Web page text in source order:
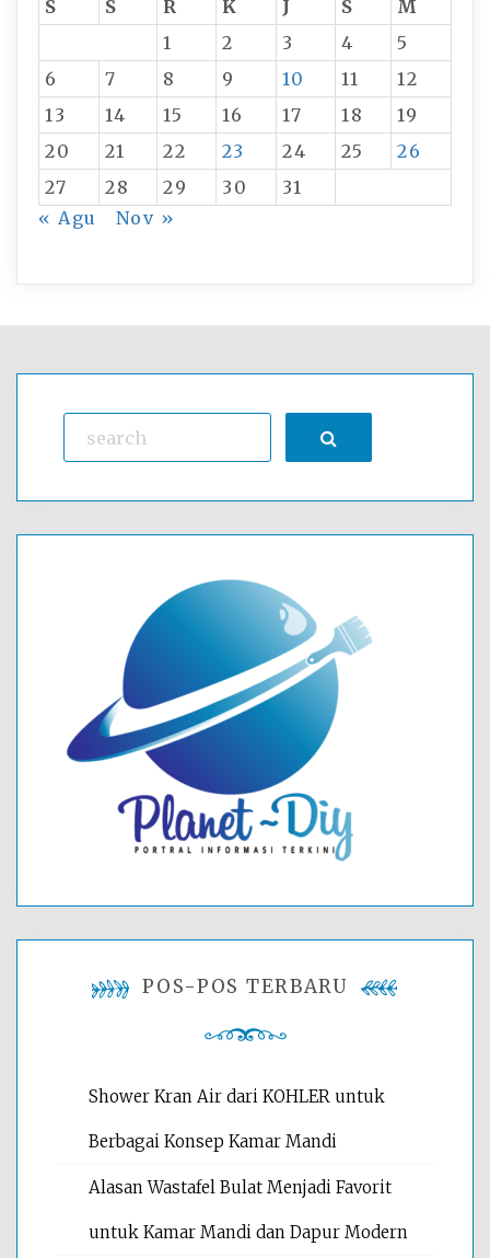
S
S R K J S
M
1
2 3 4
5
6
7 8 9 10 11
12
13
14 15 16 17 18
19
20
21 22 23 24 25
26
27
28 29 30
31
« Agu
Nov »
Search
POS-POS TERBARU
Shower Kran Air dari KOHLER untuk
Berbagai Konsep Kamar Mandi
Alasan Wastafel Bulat Menjadi Favorit
untuk Kamar Mandi dan Dapur Modern